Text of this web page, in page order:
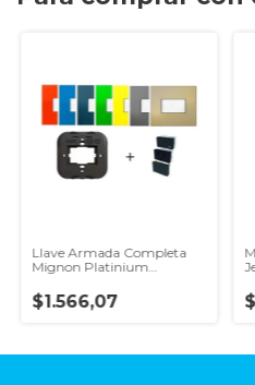
Llave Armada Completa
Mignon Platinium
$1.566,07